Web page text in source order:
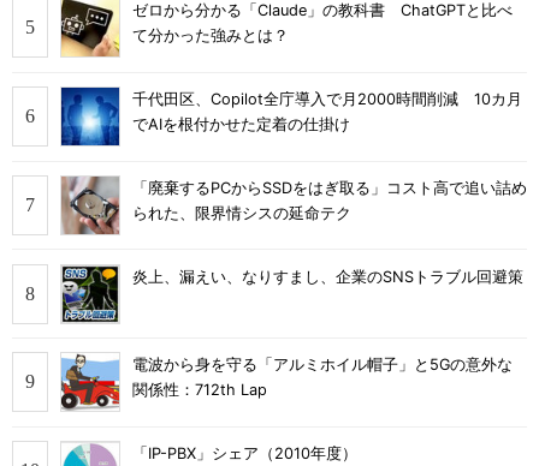
ゼロから分かる「Claude」の教科書 ChatGPTと比べ
て分かった強みとは？
千代田区、Copilot全庁導入で月2000時間削減 10カ月
でAIを根付かせた定着の仕掛け
「廃棄するPCからSSDをはぎ取る」コスト高で追い詰め
られた、限界情シスの延命テク
炎上、漏えい、なりすまし、企業のSNSトラブル回避策
電波から身を守る「アルミホイル帽子」と5Gの意外な
関係性：712th Lap
「IP-PBX」シェア（2010年度）